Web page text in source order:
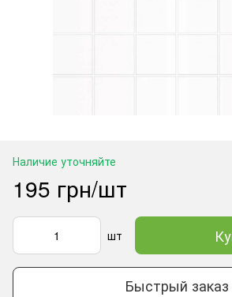
Наличие уточняйте
195 грн/шт
шт
Быстрый заказ